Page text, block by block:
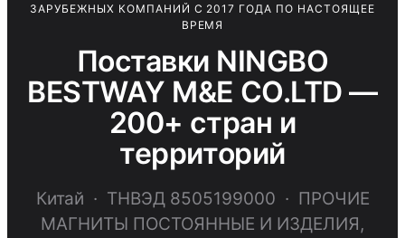
ЗАРУБЕЖНЫХ КОМПАНИЙ С 2017 ГОДА ПО НАСТОЯЩЕЕ
ВРЕМЯ
Поставки NINGBO
BESTWAY M&E CO.LTD —
200+ стран и
территорий
Китай · ТНВЭД 8505199000 · ПРОЧИЕ
МАГНИТЫ ПОСТОЯННЫЕ И ИЗДЕЛИЯ,